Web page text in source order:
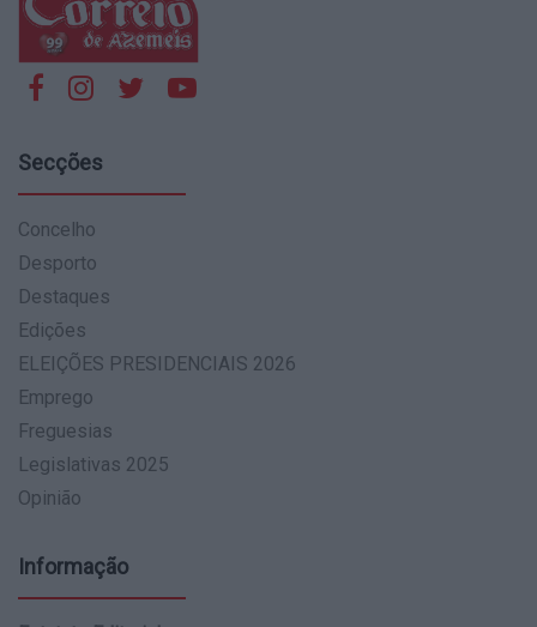
Secções
Concelho
Desporto
Destaques
Edições
ELEIÇÕES PRESIDENCIAIS 2026
Emprego
Freguesias
Legislativas 2025
Opinião
Informação